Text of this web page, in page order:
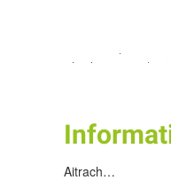
Aitrach…